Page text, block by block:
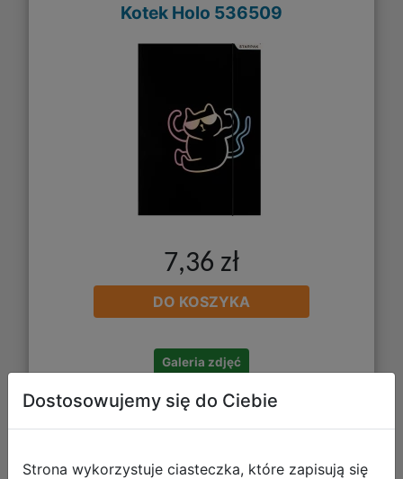
Kotek Holo 536509
7,36 zł
DO KOSZYKA
Galeria zdjęć
Dostosowujemy się do Ciebie
Strona wykorzystuje ciasteczka, które zapisują się